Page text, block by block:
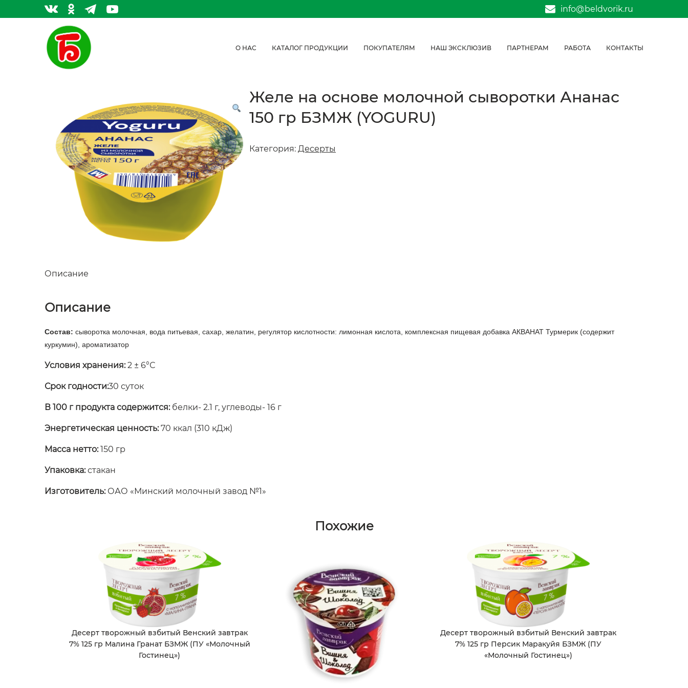
info@beldvorik.ru
О НАС КАТАЛОГ ПРОДУКЦИИ ПОКУПАТЕЛЯМ НАШ ЭКСКЛЮЗИВ ПАРТНЕРАМ РАБОТА КОНТАКТЫ
Желе на основе молочной сыворотки Ананас
150 гр БЗМЖ (YOGURU)
Категория: Десерты
Описание
Описание
Состав: сыворотка молочная, вода питьевая, сахар, желатин, регулятор кислотности: лимонная кислота, комплексная пищевая добавка АКВАНАТ Турмерик (содержит
куркумин), ароматизатор
Условия хранения:2 ± 6°С
Срок годности:30 суток
В 100 г продукта содержится:белки- 2.1 г, углеводы- 16 г
Энергетическая ценность:70 ккал (310 кДж)
Масса нетто:150 гр
Упаковка:стакан
Изготовитель:ОАО «Минский молочный завод №1»
Похожие
Десерт творожный взбитый Венский завтрак
7% 125 гр Малина Гранат БЗМЖ (ПУ «Молочный
Гостинец»)
Десерт творожный взбитый Венский завтрак
7% 125 гр Персик Маракуйя БЗМЖ (ПУ
«Молочный Гостинец»)